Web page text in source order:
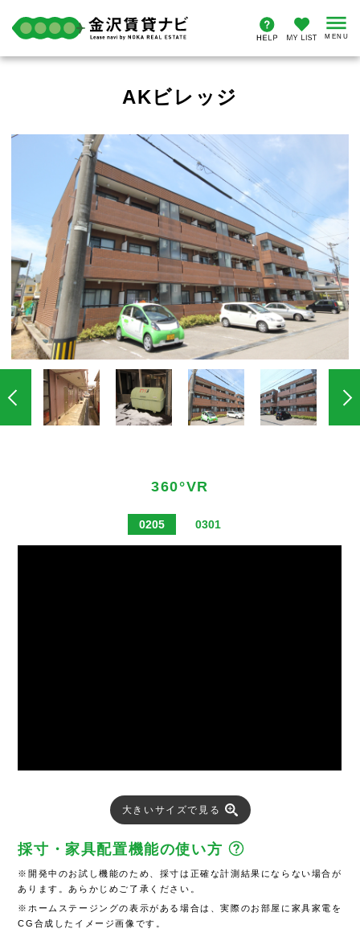
AKビレッジ
360°VR
0205 0301
大きいサイズで見る
採寸・家具配置機能の使い方
※開発中のお試し機能のため、採寸は正確な計測結果にならない場合が
あります。あらかじめご了承ください。
※ホームステージングの表示がある場合は、実際のお部屋に家具家電を
CG合成したイメージ画像です。